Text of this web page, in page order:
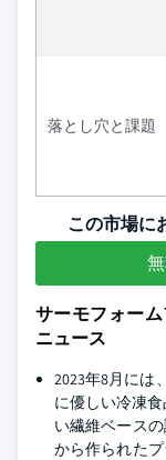
落とし穴と課題
この市場に
サーモフォー
ニュース
2023年8月には
に優しい冷凍
い繊維ベース
から作られた